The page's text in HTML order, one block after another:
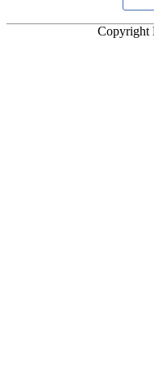
Copyright